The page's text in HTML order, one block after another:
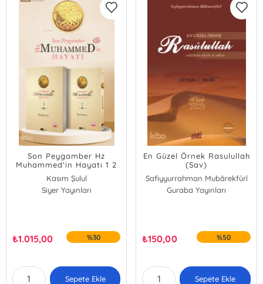
Son Peygamber Hz
Muhammed'in Hayatı 1 2
Cilt Takım
Kasım Şulul
Siyer Yayınları
₺1.015,00 %30
Sepete Ekle
En Güzel Örnek Rasulullah
(Sav)
Safiyyurrahman Mubârekfûrî
Guraba Yayınları
₺150,00 %50
Sepete Ekle